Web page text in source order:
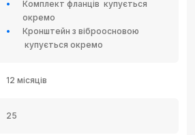
Комплект фланців купується
окремо
Кронштейн з віброосновою
купується окремо
12 місяців
25